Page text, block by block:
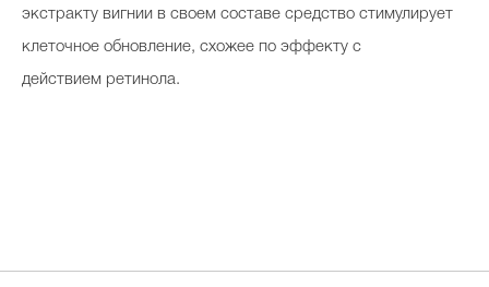
экстракту вигнии в своем составе средство стимулирует
клеточное обновление, схожее по эффекту с
действием ретинола.